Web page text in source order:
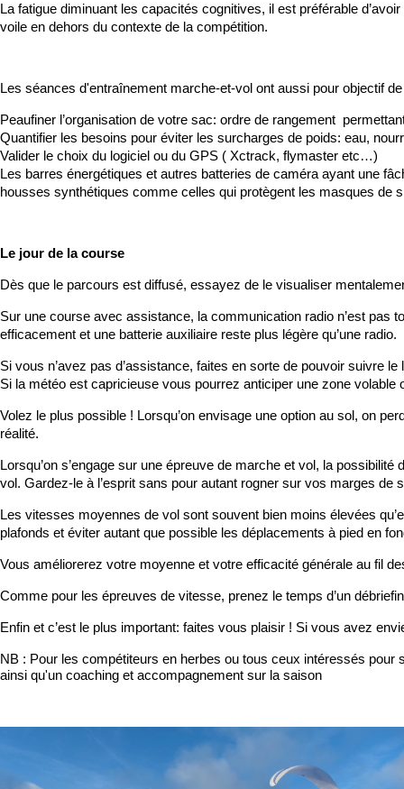
La fatigue diminuant les capacités cognitives, il est préférable
voile en dehors du contexte de la compétition.
Les séances d'entraînement marche-et-vol ont aussi pour objectif
Peaufiner l’organisation de votre sac: ordre de rangement
Quantifier les besoins pour éviter les surcharges de poids: eau,
Valider le choix du logiciel ou du GPS ( Xctrack, flymaster etc…)
Les barres énergétiques et autres batteries de caméra ayant une
housses synthétiques comme celles qui protègent les masques de
Le jour de la course
Dès que le parcours est diffusé, essayez de le visualiser
Sur une course avec assistance, la communication radio n’est pas
efficacement et une batterie auxiliaire reste plus légère qu’une radio.
Si vous n’avez pas d’assistance, faites en sorte de pouvoir suivre
Si la météo est capricieuse vous pourrez anticiper une zone volable
Volez le plus possible ! Lorsqu’on envisage une option au sol, on
réalité.
Lorsqu’on s’engage sur une épreuve de marche et vol, la
vol. Gardez-le à l’esprit sans pour autant rogner sur vos marges de
Les vitesses moyennes de vol sont souvent bien moins élevées
plafonds et éviter autant que possible les déplacements à pied en
Vous améliorerez votre moyenne et votre efficacité générale au fil
Comme pour les épreuves de vitesse, prenez le temps d’un
Enfin et c’est le plus important: faites vous plaisir ! Si vous avez
NB : Pour les compétiteurs en herbes ou tous ceux intéressés pour
ainsi qu'un coaching et accompagnement sur la saison